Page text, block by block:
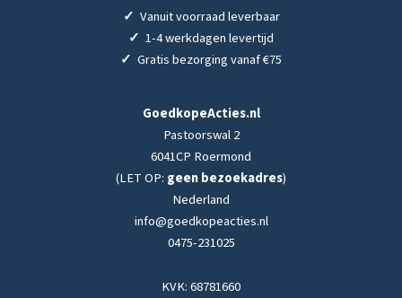
✓ Vanuit voorraad leverbaar
✓ 1-4 werkdagen levertijd
✓ Gratis bezorging vanaf €75
GoedkopeActies.nl
Pastoorswal 2
6041CP Roermond
(LET OP: geen bezoekadres)
Nederland
info@goedkopeacties.nl
0475-231025
KVK: 68781660